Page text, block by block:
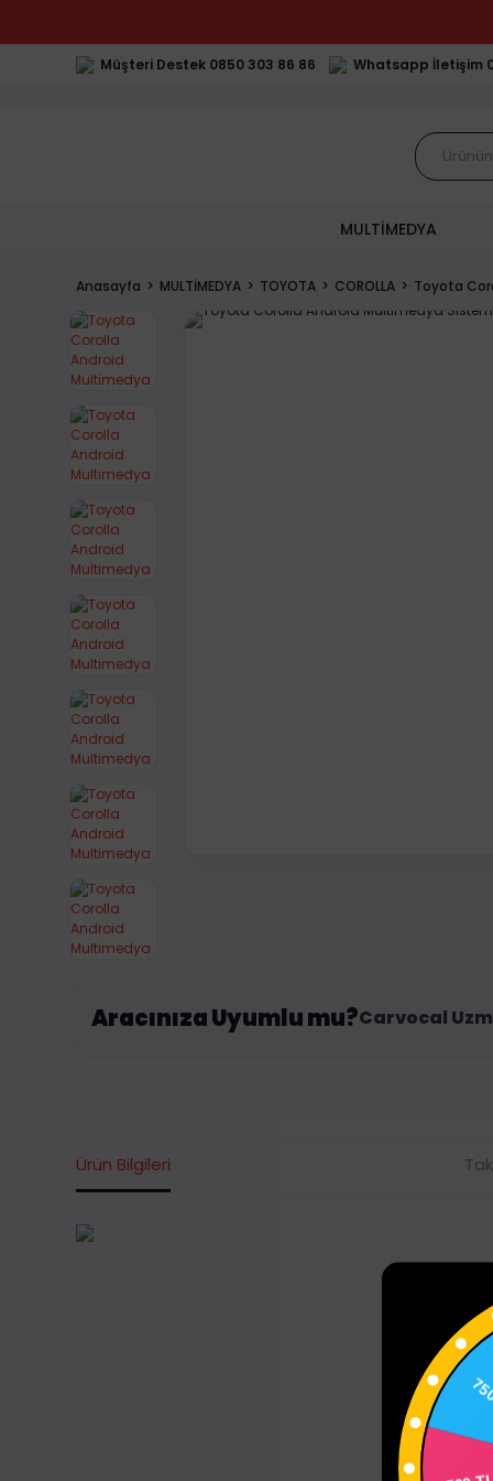
Müşteri Destek 0850 303 86 86 Whatsapp İletişim
MULTİMEDYA
Anasayfa MULTİMEDYA TOYOTA COROLLA Toyota
Aracınıza Uyumlu mu?Carvocal
Ürün Bilgileri